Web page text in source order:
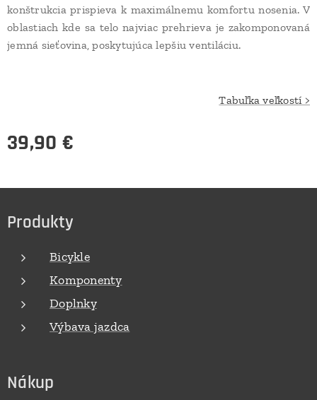
konštrukcia prispieva k maximálnemu komfortu nosenia. V
oblastiach kde sa telo najviac prehrieva je zakomponovaná
jemná sieťovina, poskytujúca lepšiu ventiláciu.
Tabuľka veľkostí >
39,90 €
Produkty
Bicykle
Komponenty
Doplnky
Výbava jazdca
Nákup